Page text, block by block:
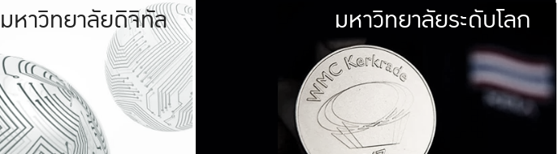
มหาวิทยาลัยรับผิดชอบต่อสังคม
ร่วมมือกับชุมชน เพื่อความกินดีอยู่ดี
และความสุขอย่างยั่งยืน
มองปัญหาในภาพกว้าง
แก้ไขจากปัญหาจุดเล็กๆ
มหาวิทยาลัยดิจิทัล มหาวิทยา
พร้อมที่จ
และผลักดันในการใช้ระบบส
เพื่อการทำงานแ
มหาวิทยาลัยระดับโลก